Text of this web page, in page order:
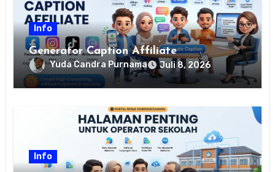
Info
Generator Caption Affiliate
Yuda Candra Purnama Juli 8, 2026
Info